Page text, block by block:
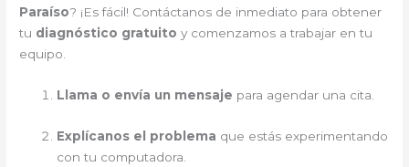
Paraíso? ¡Es fácil! Contáctanos de inmediato para obtener
tu diagnóstico gratuito y comenzamos a trabajar en tu
equipo.
Llama o envía un mensaje para agendar una cita.
Explícanos el problema que estás experimentando
con tu computadora.